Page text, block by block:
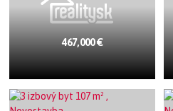
467,000 €